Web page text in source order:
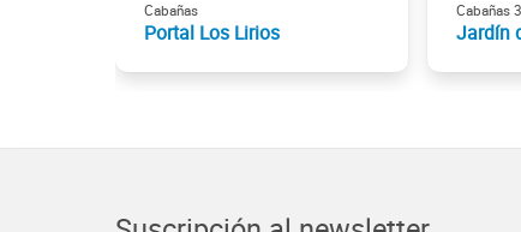
Cabañas
Portal Los Lirios
Cabañas
Jardín